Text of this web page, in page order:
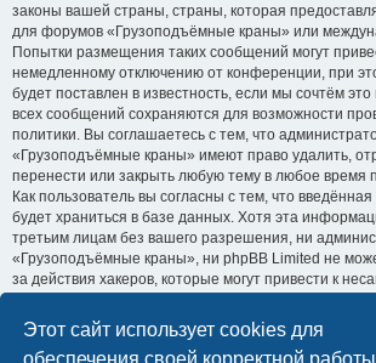
Этот сайт использует cookies для
обеспечения своей корректной работы.
законы вашей страны, страны, которая
для форумов «Грузоподъёмные краны» или
Попытки размещения таких сообщений могут
немедленному отключению от конференции, при
будет поставлен в известность, если мы сочтём
всех сообщений сохраняются для возможности
политики. Вы соглашаетесь с тем, что
«Грузоподъёмные краны» имеют право удалить,
перенести или закрыть любую тему в любое время
Как пользователь вы согласны с тем, что
будет храниться в базе данных. Хотя эта
третьим лицам без вашего разрешения, ни
«Грузоподъёмные краны», ни phpBB Limited не
за действия хакеров, которые могут привести к